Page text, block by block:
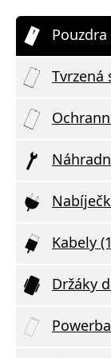
Tvrzená
Kabely
Držáky